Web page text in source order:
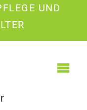
UND